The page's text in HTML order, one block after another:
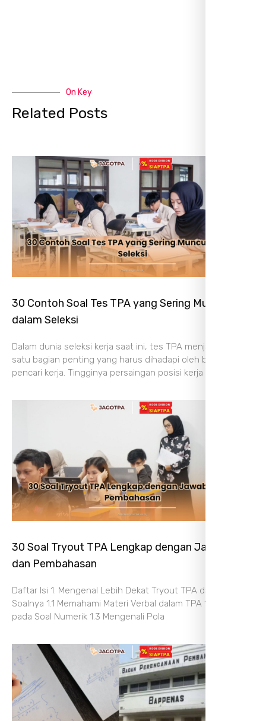
On Key
Related Posts
30 Contoh Soal Tes TPA yang Sering Muncul
dalam Seleksi
Dalam dunia seleksi kerja saat ini, tes TPA menjadi salah
satu bagian penting yang harus dihadapi oleh banyak
pencari kerja. Tingginya persaingan posisi kerja membuat
30 Soal Tryout TPA Lengkap dengan Jawaban
dan Pembahasan
Daftar Isi 1. Mengenal Lebih Dekat Tryout TPA dan Struktur
Soalnya 1.1 Memahami Materi Verbal dalam TPA 1.2 Fokus
pada Soal Numerik 1.3 Mengenali Pola